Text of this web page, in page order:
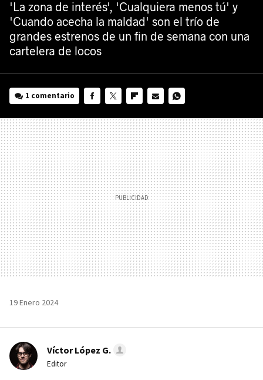
'La zona de interés', 'Cualquiera menos tú' y
'Cuando acecha la maldad' son el trío de
grandes estrenos de un fin de semana con una
cartelera de locos
1 comentario
MAIL
19 Enero 2024
Víctor López G.
Editor